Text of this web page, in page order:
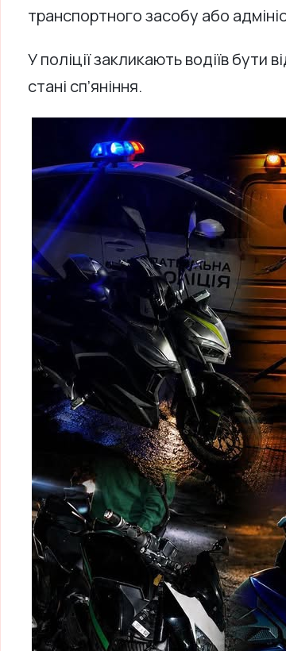
транспортного засобу або
У поліції закликають водіїв бути
стані сп’яніння.